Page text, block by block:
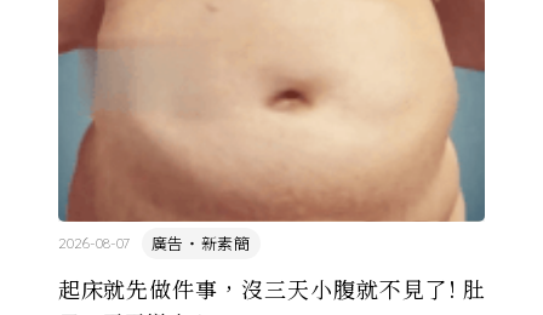
起床就先做件事，沒三天小腹就不見了! 肚
廣告・新素簡
2026-08-07